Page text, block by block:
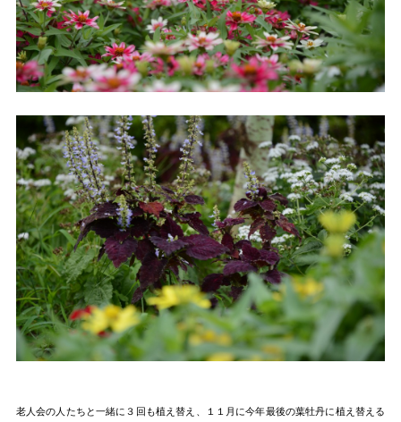
老人会の人たちと一緒に３回も植え替え、１１月に今年最後の葉牡丹に植え替える